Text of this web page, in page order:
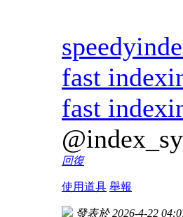
fast
fast
回復
使用道具 舉報
發表於 2026-4-22